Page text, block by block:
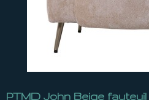
PTMD John Beige